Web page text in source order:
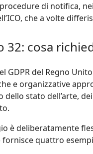
di notifica,
che a volte
32: cosa
GDPR del Regno
e organizzative
dello stato dell’arte,
è deliberatamente
fornisce quattro